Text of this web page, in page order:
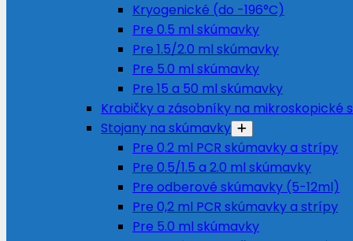
Kryogenické (do -196°C)
Pre 0.5 ml skúmavky
Pre 1.5/2.0 ml skúmavky
Pre 5.0 ml skúmavky
Pre 15 a 50 ml skúmavky
Krabičky a zásobníky na mikroskopické
Stojany na skúmavky
Pre 0.2 ml PCR skúmavky a strípy
Pre 0.5/1.5 a 2.0 ml skúmavky
Pre odberové skúmavky (5-12ml)
Pre 0,2 ml PCR skúmavky a strípy
Pre 5.0 ml skúmavky